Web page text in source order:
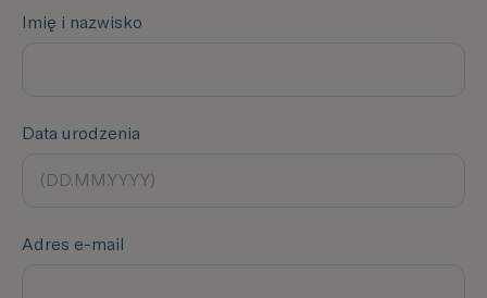
Imię i nazwisko
Data urodzenia
Adres e-mail